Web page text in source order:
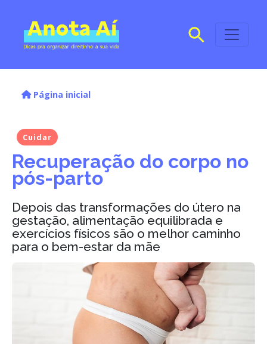
Página inicial
Cuidar
Recuperação do corpo no
pós-parto
Depois das transformações do útero na
gestação, alimentação equilibrada e
exercícios físicos são o melhor caminho
para o bem-estar da mãe